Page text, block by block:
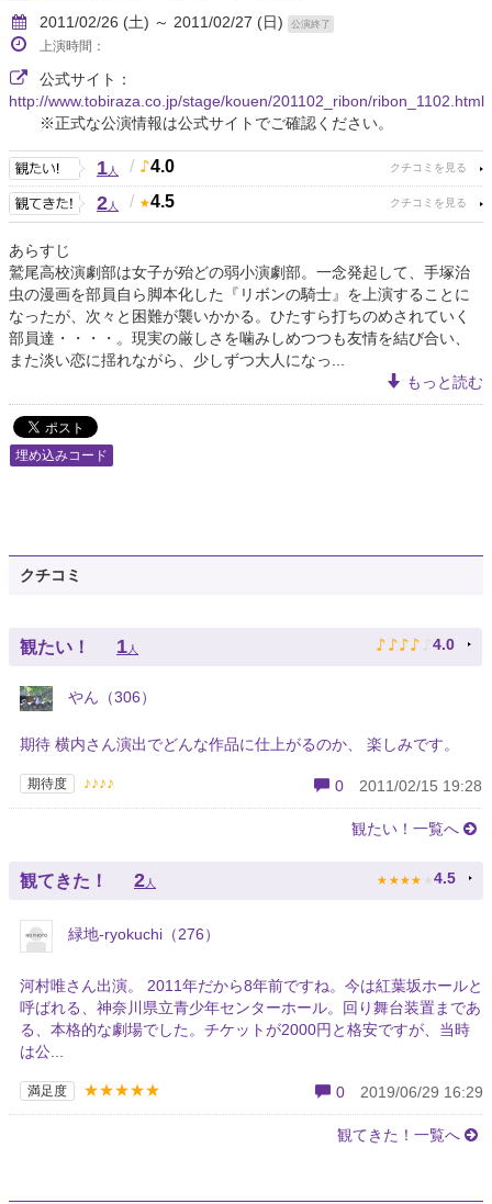
2011/02/26 (土) ～ 2011/02/27 (日)
公演終了
上演時間：
公式サイト：
http://www.tobiraza.co.jp/stage/kouen/201102_ribon/ribon_1102.html
※正式な公演情報は公式サイトでご確認ください。
1人 / 4.0
2人 / 4.5
あらすじ
鷲尾高校演劇部は女子が殆どの弱小演劇部。一念発起して、手塚治
虫の漫画を部員自ら脚本化した『リボンの騎士』を上演することに
なったが、次々と困難が襲いかかる。ひたすら打ちのめされていく
部員達・・・・。現実の厳しさを噛みしめつつも友情を結び合い、
また淡い恋に揺れながら、少しずつ大人になっ...
もっと読む
埋め込みコード
クチコミ
観たい！ 1人 ♪ ♪ ♪ ♪ ♪ 4.0
やん（306）
期待 横内さん演出でどんな作品に仕上がるのか、 楽しみです。
期待度 ♪♪♪♪ 0 2011/02/15 19:28
観たい！一覧へ
観てきた！ 2 人 ★ ★ ★ ★ ★ 4.5
緑地-ryokuchi（276）
河村唯さん出演。 2011年だから8年前ですね。今は紅葉坂ホールと
呼ばれる、神奈川県立青少年センターホール。回り舞台装置まであ
る、本格的な劇場でした。チケットが2000円と格安ですが、当時
は公...
満足度 ★★★★★ 0 2019/06/29 16:29
観てきた！一覧へ